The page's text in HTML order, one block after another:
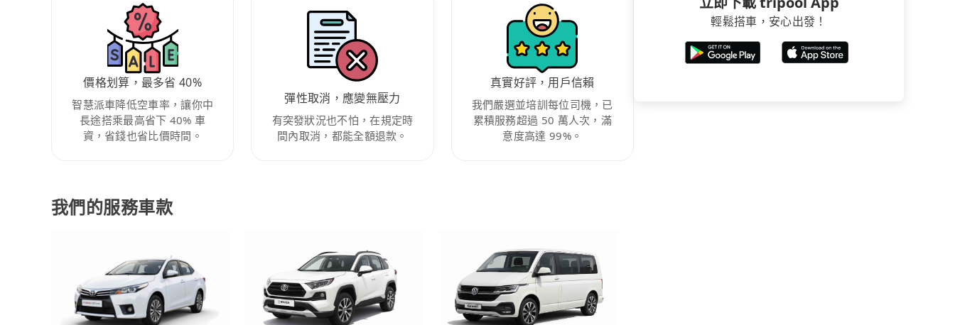
價格划算，最多省 40%
智慧派車降低空車率，讓你中
長途搭乘最高省下 40% 車
資，省錢也省比價時間。
彈性取消，應變無壓力
有突發狀況也不怕，在規定時
間內取消，都能全額退款。
真實好評，用戶信賴
我們嚴選並培訓每位司機，已
累積服務超過 50 萬人次，滿
意度高達 99%。
我們的服務車款
輕鬆搭車，安心出發！